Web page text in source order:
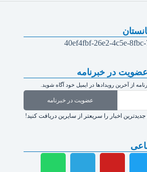
عضویت در خبرنامه
از آخرین رویدادها در ایمیل خود آگاه شوید.
عضویت در خبرنامه
اخبار را سریعتر از سایرین دریافت کنید!